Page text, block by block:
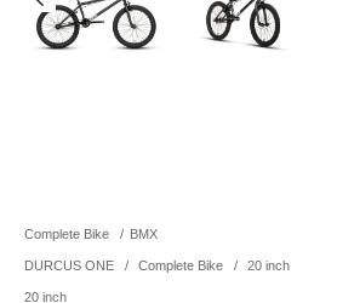
Complete Bike / BMX
DURCUS ONE / Complete Bike / 20 inch
20 inch